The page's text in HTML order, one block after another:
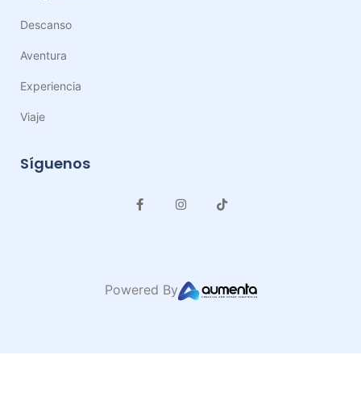
Descanso
Aventura
Experiencia
Viaje
Síguenos
Powered By